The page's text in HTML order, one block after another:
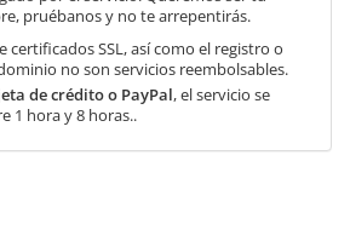
pruébanos y no te arrepentirás.
certificados SSL, así como el registro o
no son servicios reembolsables.
de crédito o PayPal, el servicio se
1 hora y 8 horas..